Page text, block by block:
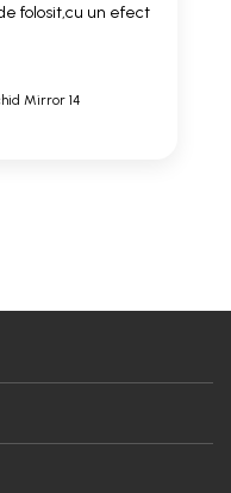
folosit,cu un efect
Mirror 14